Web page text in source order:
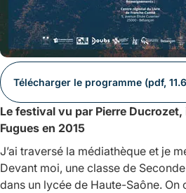
Télécharger le programme (pdf,
Le festival vu par Pierre
Fugues en 2015
J’ai traversé la médiathèque et je
Devant moi, une classe de
dans un lycée de Haute-Saône. On